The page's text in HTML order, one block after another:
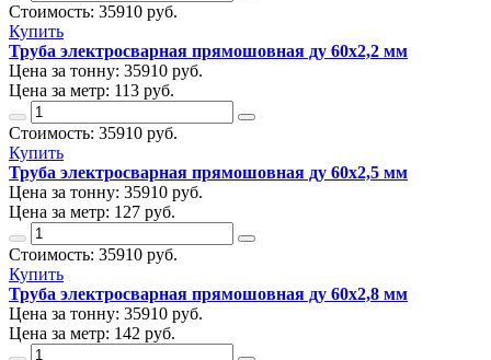
Стоимость: 35910 руб.
Купить
Труба электросварная прямошовная ду 60х2,2 мм
Цена за тонну: 35910 руб.
Цена за метр: 113 руб.
Стоимость: 35910 руб.
Купить
Труба электросварная прямошовная ду 60х2,5 мм
Цена за тонну: 35910 руб.
Цена за метр: 127 руб.
Стоимость: 35910 руб.
Купить
Труба электросварная прямошовная ду 60х2,8 мм
Цена за тонну: 35910 руб.
Цена за метр: 142 руб.